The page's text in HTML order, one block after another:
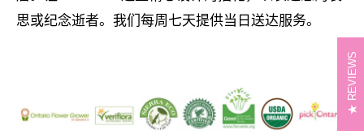
REVIEWS
思或纪念逝者。我们每周七天提供当日送达服务。